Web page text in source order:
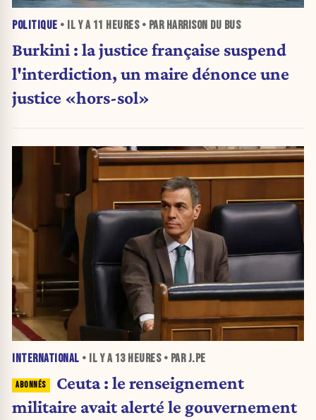
POLITIQUE • IL Y A 11 HEURES• PAR HARRISON DU BUS
Burkini : la justice française suspend
l'interdiction, un maire dénonce une
justice «hors-sol»
INTERNATIONAL • IL Y A 13 HEURES• PAR J.PE
Ceuta : le renseignement
militaire avait alerté le gouvernement